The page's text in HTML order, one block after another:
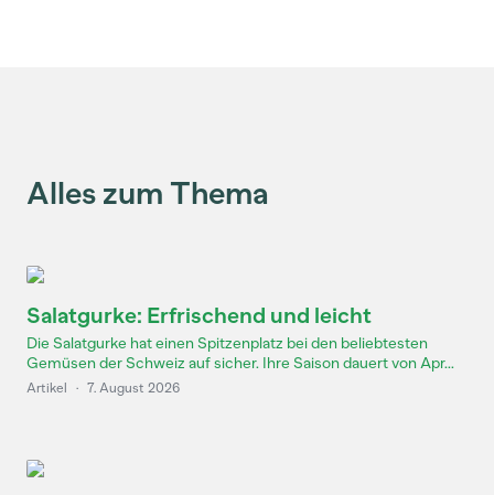
Alles zum Thema
Salatgurke: Erfrischend und leicht
Die Salatgurke hat einen Spitzenplatz bei den beliebtesten
Gemüsen der Schweiz auf sicher. Ihre Saison dauert von Apr...
Artikel · 7. August 2026